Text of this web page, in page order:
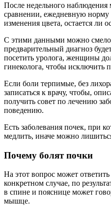
После недельного наблюдения
сравнении, ежедневную норму
изменения цвета, остается ли
С этими данными можно смело
предварительный диагноз
посетить уролога, женщины
гинеколога, чтобы исключить
Если боли терпимые, без
записаться к врачу, чтобы,
получить совет по лечению
поведению.
Есть заболевания почек, при
медлить, иначе можно
Почему болят почки
На этот вопрос может
конкретном случае, по
в спине и пояснице может
мышце.